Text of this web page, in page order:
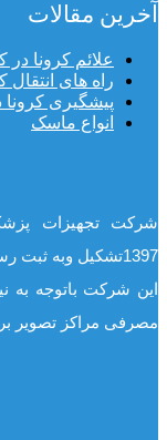
آخرین مقالات
علائم کرونا در
راه های انتقال
پیشگیری کرونا
انواع ماسک
شرکت تجهیزات
1397تشکیل وبه ثبت رسید.
این شرکت باتوجه به
مصرفی مراکز تصویر